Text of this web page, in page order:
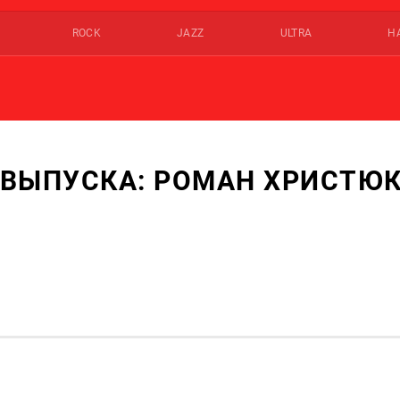
ROCK JAZZ ULTRA
РОМАН